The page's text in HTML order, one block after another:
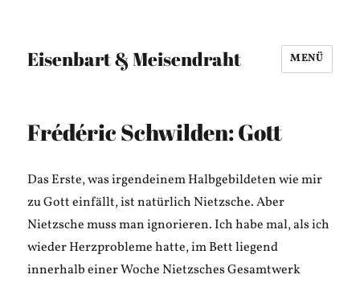
Eisenbart & Meisendraht MENÜ
Frédéric Schwilden: Gott
Das Erste, was irgendeinem Halbgebildeten wie mir
zu Gott einfällt, ist natürlich Nietzsche. Aber
Nietzsche muss man ignorieren. Ich habe mal, als ich
wieder Herzprobleme hatte, im Bett liegend
innerhalb einer Woche Nietzsches Gesamtwerk